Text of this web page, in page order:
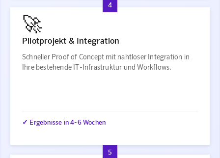
4
🚀
Pilotprojekt & Integration
Schneller Proof of Concept mit nahtloser Integration in
Ihre bestehende IT-Infrastruktur und Workflows.
✓ Ergebnisse in 4-6 Wochen
5